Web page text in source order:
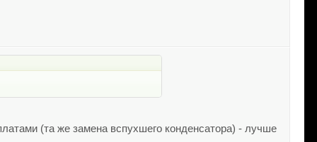
(та же замена вспухшего конденсатора) - лучше